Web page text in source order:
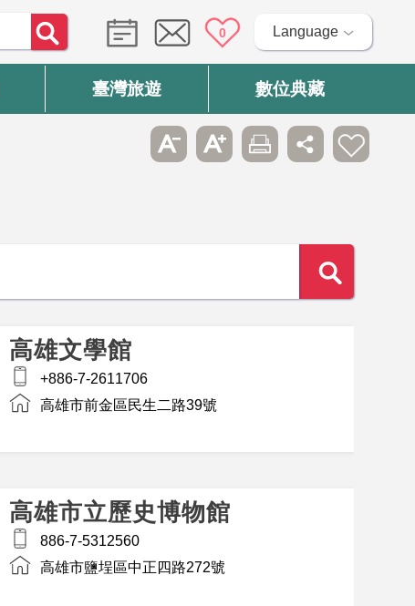
0 Language
臺灣旅遊 數位典藏
高雄文學館
+886-7-2611706
高雄市前金區民生二路39號
高雄市立歷史博物館
886-7-5312560
高雄市鹽埕區中正四路272號